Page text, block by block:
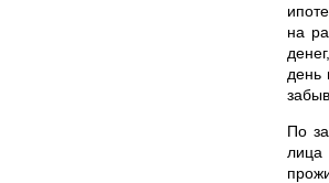
на
день
По